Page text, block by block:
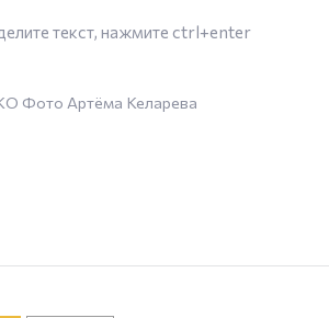
текст, нажмите ctrl+enter
Фото Артёма Келарева